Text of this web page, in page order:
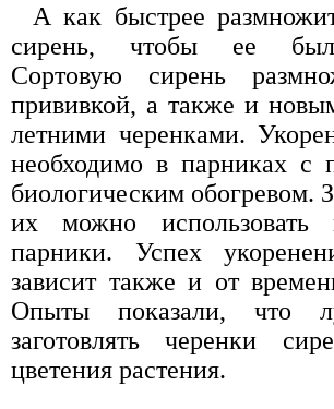
А как быстрее
сирень, чтобы ее
Сортовую сирень
прививкой, а также и
летними черенками.
необходимо в парниках с
биологическим обогревом.
их можно использовать
парники. Успех
зависит также и от
Опыты показали, что
заготовлять черенки
цветения растения.